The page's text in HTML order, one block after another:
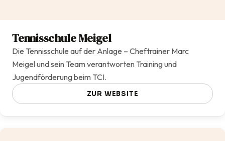
Tennisschule Meigel
Die Tennisschule auf der Anlage – Cheftrainer Marc
Meigel und sein Team verantworten Training und
Jugendförderung beim TCI.
ZUR WEBSITE